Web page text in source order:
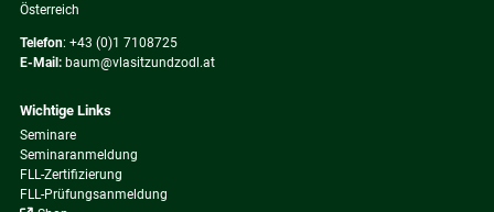
Österreich
Telefon: +43 (0)1 7108725
E-Mail: baum@vlasitzundzodl.at
Wichtige Links
Navigation
überspringen
Seminare
Seminaranmeldung
FLL-Zertifizierung
FLL-Prüfungsanmeldung